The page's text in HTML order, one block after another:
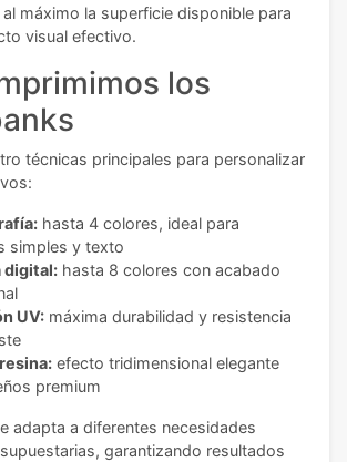
máximo la superficie disponible para
visual efectivo.
los
técnicas principales para personalizar
hasta 4 colores, ideal para
simples y texto
digital: hasta 8 colores con acabado
UV: máxima durabilidad y resistencia
efecto tridimensional elegante
premium
adapta a diferentes necesidades
garantizando resultados